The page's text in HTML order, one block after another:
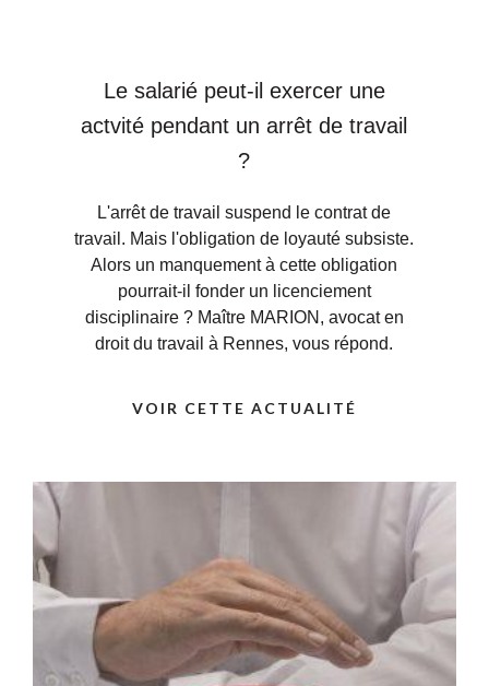
Le salarié peut-il exercer une
actvité pendant un arrêt de travail
?
L'arrêt de travail suspend le contrat de
travail. Mais l'obligation de loyauté subsiste.
Alors un manquement à cette obligation
pourrait-il fonder un licenciement
disciplinaire ? Maître MARION, avocat en
droit du travail à Rennes, vous répond.
VOIR CETTE ACTUALITÉ